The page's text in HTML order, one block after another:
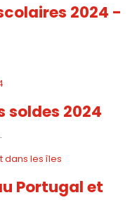
2024 -
soldes 2024
Portugal et